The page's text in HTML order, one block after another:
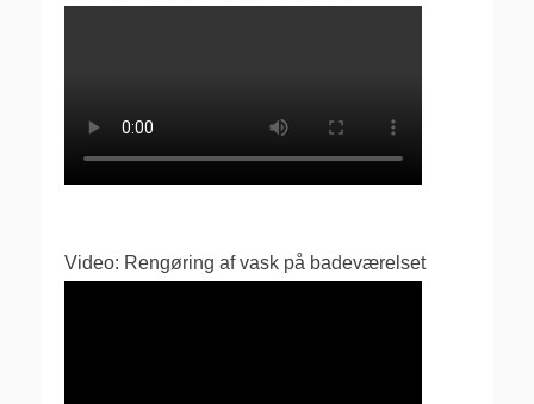
Video: Rengøring af vask på badeværelset